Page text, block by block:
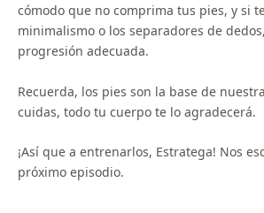
cómodo que no comprima tus pies, y si
minimalismo o los separadores de
progresión adecuada.
Recuerda, los pies son la base de
cuidas, todo tu cuerpo te lo agradecerá.
¡Así que a entrenarlos, Estratega! Nos
próximo episodio.